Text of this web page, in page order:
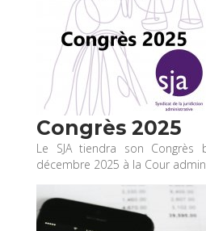
Congrès 2025
Le SJA tiendra son Congrès
décembre 2025 à la Cour